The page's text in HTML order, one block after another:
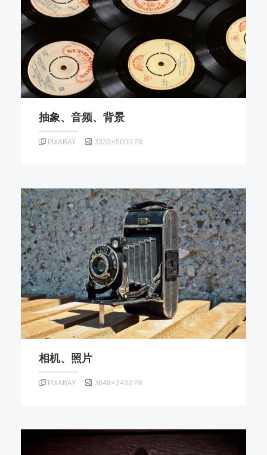
抽象、音频、背景
PIXABAY 3333×5000 PX
相机、照片
PIXABAY 3648×2432 PX